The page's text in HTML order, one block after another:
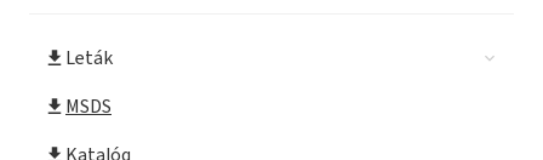
Leták
MSDS